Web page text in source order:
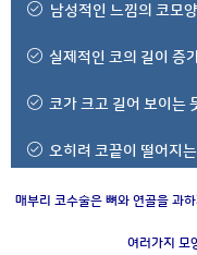
남성적인 느낌의 코모양
실제적인 코의 길이 증
코가 크고 길어 보이는
오히려 코끝이 떨어지는
매부리 코수술은 뼈와 연골을 과
여러가지 모